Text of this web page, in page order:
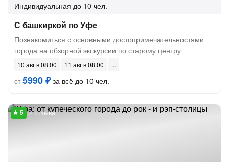
Индивидуальная до 10 чел.
С башкиркой по Уфе
Познакомиться с основными достопримечательностями
города на обзорной экскурсии по старому центру
10 авг в 08:00
11 авг в 08:00
от5990 ₽за всё до 10 чел.
2 отзыва